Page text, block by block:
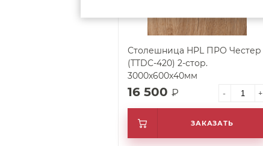
Столешница HPL ПРО Честер
(TTDC-420) 2-стор.
3000х600х40мм
16 500 ₽ - +
ЗАКАЗАТЬ